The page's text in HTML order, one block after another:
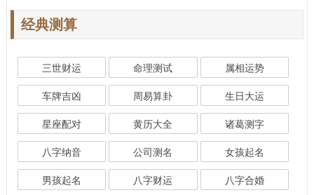
经典测算
三世财运 命理测试 属相运势
车牌吉凶 周易算卦 生日大运
星座配对 黄历大全 诸葛测字
八字纳音 公司测名 女孩起名
男孩起名 八字财运 八字合婚